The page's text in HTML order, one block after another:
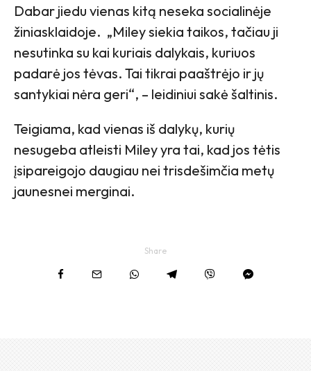
Dabar jiedu vienas kitą neseka socialinėje
žiniasklaidoje. „Miley siekia taikos, tačiau ji
nesutinka su kai kuriais dalykais, kuriuos
padarė jos tėvas. Tai tikrai paaštrėjo ir jų
santykiai nėra geri“, – leidiniui sakė šaltinis.
Teigiama, kad vienas iš dalykų, kurių
nesugeba atleisti Miley yra tai, kad jos tėtis
įsipareigojo daugiau nei trisdešimčia metų
jaunesnei merginai.
Share